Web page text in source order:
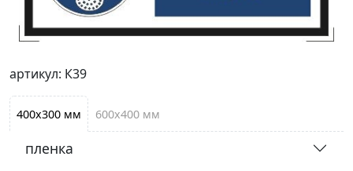
артикул: К39
400х300 мм 600х400 мм
пленка